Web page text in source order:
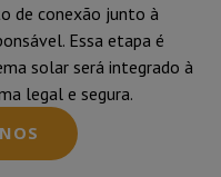
de conexão junto à
Essa etapa é
solar será integrado à
legal e segura.